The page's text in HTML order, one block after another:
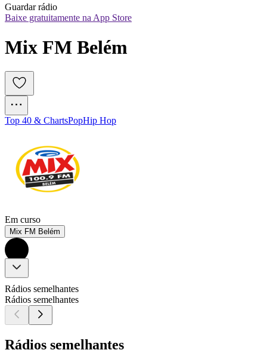
Guardar rádio
Baixe gratuitamente na App Store
Mix FM Belém
Top 40 & ChartsPopHip Hop
Em curso
Mix FM Belém
Rádios semelhantes
Rádios semelhantes
Rádios semelhantes